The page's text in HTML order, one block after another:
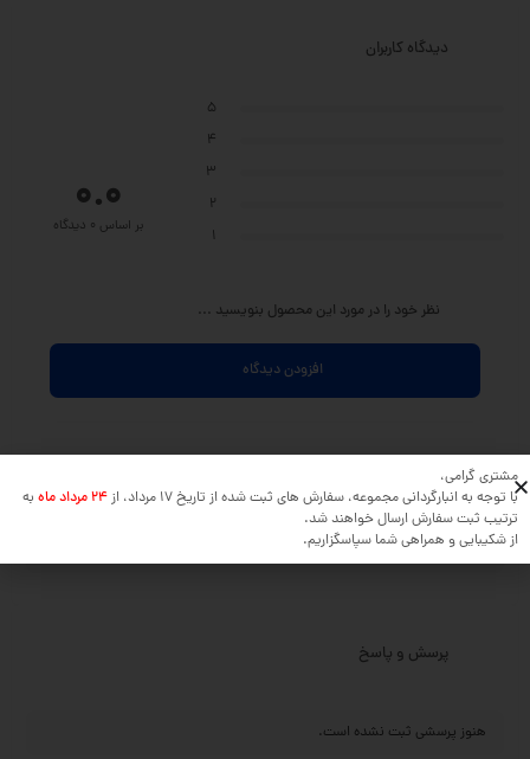
دیدگاه کاربران
جدیدترین
هیچ دیدگاهی برای این محصول نوشته نشده است.
5
4
3
2
1
0.0
بر اساس 0 دیدگاه
نظر خود را در مورد این محصول بنویسید ...
افزودن دیدگاه
پرسش و پاسخ
هنوز پرسشی ثبت نشده است.
مشتری گرامی،
با توجه به انبارگردانی مجموعه، سفارش های ثبت شده از تاریخ 17 مرداد، از
24 مرداد ماه
به
ترتیب ثبت سفارش ارسال خواهند شد.
از شکیبایی و همراهی شما سپاسگزاریم.